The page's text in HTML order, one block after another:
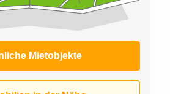
Mietobjekte